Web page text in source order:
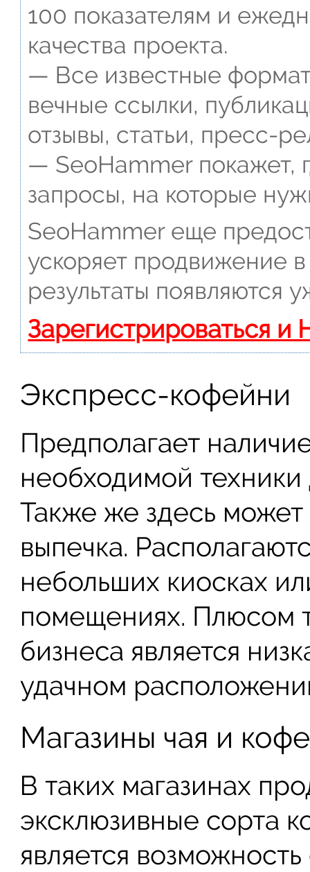
100 показателям и
качества проекта.
— Все известные
вечные ссылки,
отзывы, статьи, пресс-
— SeoHammer покажет,
запросы, на которые
SeoHammer еще
ускоряет продвижение
результаты появляются
Зарегистрироваться и
Экспресс-кофейни
Предполагает
необходимой техники
Также же здесь может
выпечка.
небольших киосках
помещениях. Плюсом
бизнеса является
удачном
Магазины чая и кофе
В таких магазинах
эксклюзивные сорта
является